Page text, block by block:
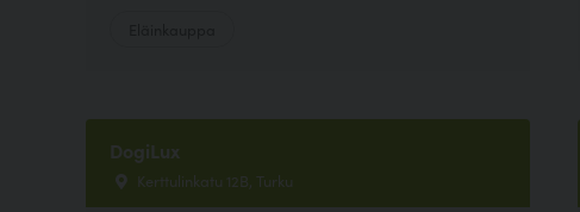
DogiLux
Kerttulinkatu 12B, Turku